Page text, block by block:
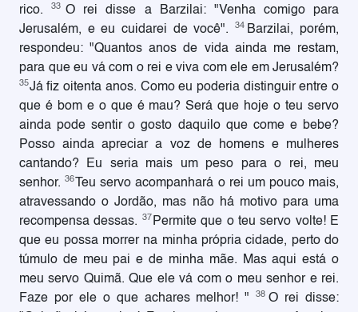
rico.33 O rei disse a Barzilai: "Venha comigo para
Jerusalém, e eu cuidarei de você".
34 Barzilai, porém,
respondeu: "Quantos anos de vida ainda me restam,
para que eu vá com o rei e viva com ele em Jerusalém?
35Já fiz oitenta anos. Como eu poderia distinguir entre o
que é bom e o que é mau? Será que hoje o teu servo
ainda pode sentir o gosto daquilo que come e bebe?
Posso ainda apreciar a voz de homens e mulheres
cantando? Eu seria mais um peso para o rei, meu
senhor.36
Teu servo acompanhará o rei um pouco mais,
atravessando o Jordão, mas não há motivo para uma
recompensa dessas. 37 Permite que o teu servo volte! E
que eu possa morrer na minha própria cidade, perto do
túmulo de meu pai e de minha mãe. Mas aqui está o
meu servo Quimã. Que ele vá com o meu senhor e rei.
Faze por ele o que achares melhor! "38 O rei disse: